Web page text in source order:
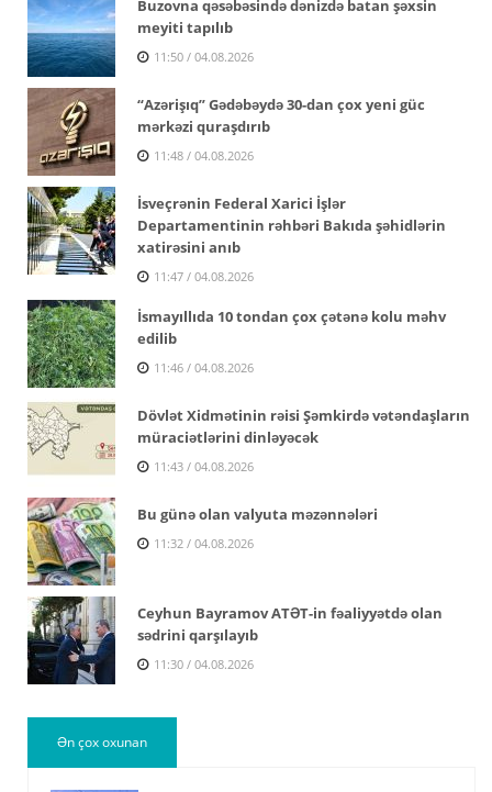
Buzovna qəsəbəsində dənizdə batan şəxsin
meyiti tapılıb
11:50 / 04.08.2026
“Azərişıq” Gədəbəydə 30-dan çox yeni güc
mərkəzi quraşdırıb
11:48 / 04.08.2026
İsveçrənin Federal Xarici İşlər
Departamentinin rəhbəri Bakıda şəhidlərin
xatirəsini anıb
11:47 / 04.08.2026
İsmayıllıda 10 tondan çox çətənə kolu məhv
edilib
11:46 / 04.08.2026
Dövlət Xidmətinin rəisi Şəmkirdə vətəndaşların
müraciətlərini dinləyəcək
11:43 / 04.08.2026
Bu günə olan valyuta məzənnələri
11:32 / 04.08.2026
Ceyhun Bayramov ATƏT-in fəaliyyətdə olan
sədrini qarşılayıb
11:30 / 04.08.2026
Ən çox oxunan